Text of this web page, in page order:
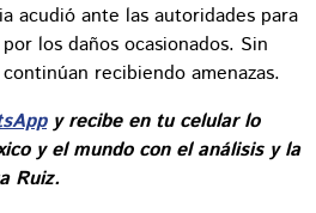
acudió ante las autoridades para
los daños ocasionados. Sin
recibiendo amenazas.
y recibe en tu celular lo
y el mundo con el análisis y la
Ruiz.